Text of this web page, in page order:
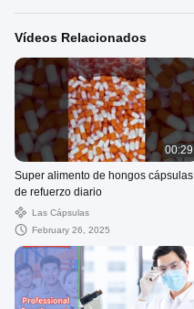
Vídeos Relacionados
00:29
Super alimento de hongos cápsulas
de refuerzo diario
Las Cápsulas
February 26, 2025